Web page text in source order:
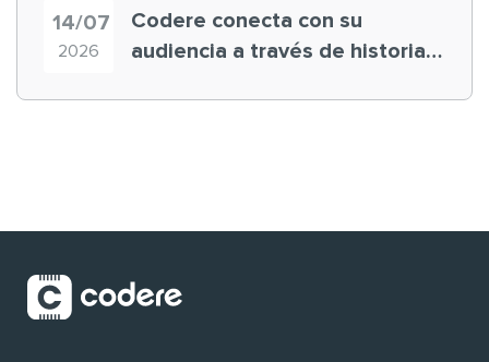
14/07
2026
Codere conecta con su
audiencia a través de historias